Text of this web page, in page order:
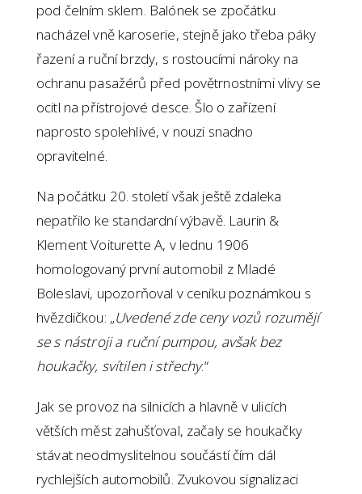
pod čelním sklem. Balónek se zpočátku
nacházel vně karoserie, stejně jako třeba páky
řazení a ruční brzdy, s rostoucími nároky na
ochranu pasažérů před povětrnostními vlivy se
ocitl na přístrojové desce. Šlo o zařízení
naprosto spolehlivé, v nouzi snadno
opravitelné.
Na počátku 20. století však ještě zdaleka
nepatřilo ke standardní výbavě. Laurin &
Klement Voiturette A, v lednu 1906
homologovaný první automobil z Mladé
Boleslavi, upozorňoval v ceníku poznámkou s
hvězdičkou: „Uvedené zde ceny vozů rozumějí
se s nástroji a ruční pumpou, avšak bez
houkačky, svítilen i střechy.“
Jak se provoz na silnicích a hlavně v ulicích
větších měst zahušťoval, začaly se houkačky
stávat neodmyslitelnou součástí čím dál
rychlejších automobilů. Zvukovou signalizaci